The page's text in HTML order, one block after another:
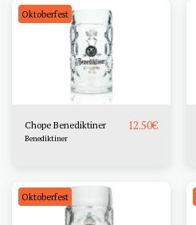
Oktoberfest
Chope Benediktiner 12.50€
Benediktiner
Oktoberfest